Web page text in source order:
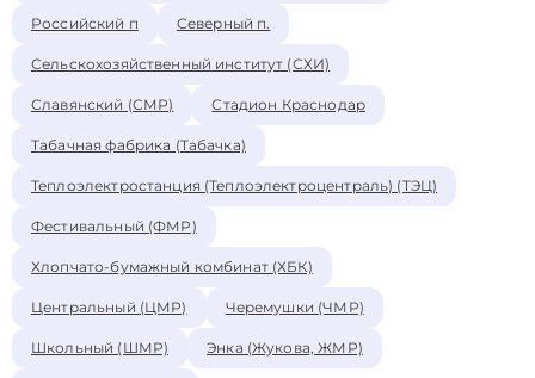
Российский п Северный п.
Сельскохозяйственный институт (СХИ)
Славянский (СМР) Стадион Краснодар
Табачная фабрика (Табачка)
Теплоэлектростанция (Теплоэлектроцентраль) (ТЭЦ)
Фестивальный (ФМР)
Хлопчато-бумажный комбинат (ХБК)
Центральный (ЦМР) Черемушки (ЧМР)
Школьный (ШМР) Энка (Жукова, ЖМР)